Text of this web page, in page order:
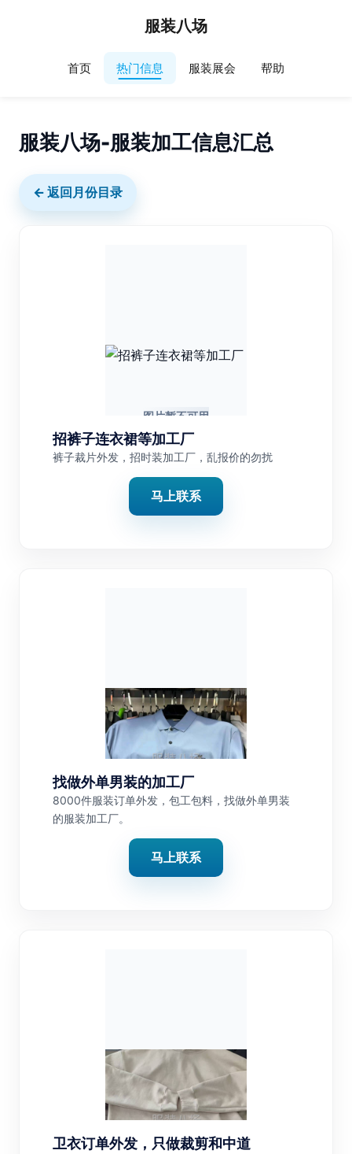
服装八场
首页 热门信息 服装展会 帮助
服装八场-服装加工信息汇总
← 返回月份目录
招裤子连衣裙等加工厂
裤子裁片外发，招时装加工厂，乱报价的勿扰
马上联系
找做外单男装的加工厂
8000件服装订单外发，包工包料，找做外单男装
的服装加工厂。
马上联系
卫衣订单外发，只做裁剪和中道